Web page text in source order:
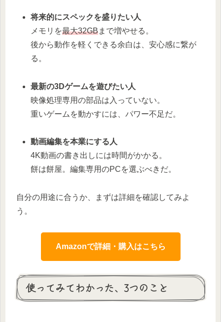
将来的にスペックを盛りたい人
メモリを最大32GBまで増やせる。
後から動作を軽くできる余白は、安心感に繋が
る。
最新の3Dゲームを遊びたい人
映像処理専用の部品は入っていない。
重いゲームを動かすには、パワー不足だ。
動画編集を本業にする人
4K動画の書き出しには時間がかかる。
餅は餅屋。編集専用のPCを選ぶべきだ。
自分の用途に合うか、まずは詳細を確認してみよ
う。
Amazonで詳細・購入はこちら
使ってみてわかった、3つのこと